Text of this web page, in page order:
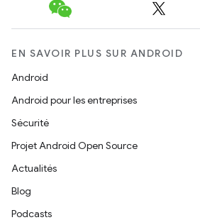
EN SAVOIR PLUS SUR ANDROID
Android
Android pour les entreprises
Sécurité
Projet Android Open Source
Actualités
Blog
Podcasts